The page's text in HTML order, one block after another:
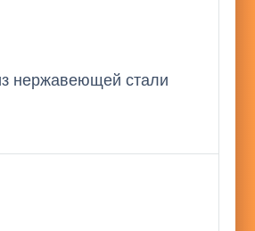
нержавеющей стали